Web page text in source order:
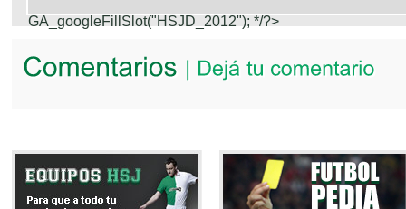
GA_googleFillSlot("HSJD_2012"); */?>